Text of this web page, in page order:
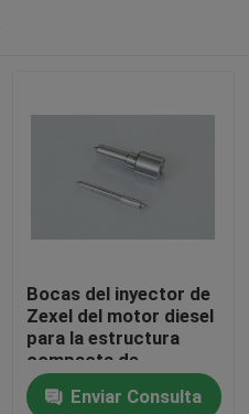
Bocas del inyector de
Zexel del motor diesel
para la estructura
compacta de
Mitsubishi S6kt
Enviar Consulta